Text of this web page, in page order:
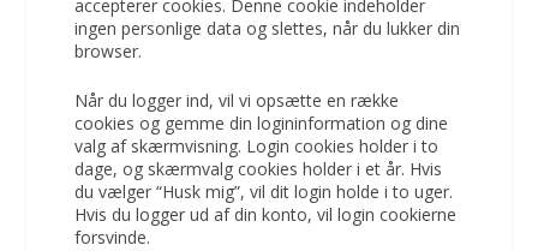
accepterer cookies. Denne cookie indeholder
ingen personlige data og slettes, når du lukker din
browser.
Når du logger ind, vil vi opsætte en række
cookies og gemme din logininformation og dine
valg af skærmvisning. Login cookies holder i to
dage, og skærmvalg cookies holder i et år. Hvis
du vælger “Husk mig”, vil dit login holde i to uger.
Hvis du logger ud af din konto, vil login cookierne
forsvinde.